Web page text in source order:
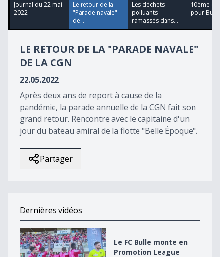
56
seconds
Journal du 22 mai
2022
Le retour de la
"Parade navale"
de...
Les déchets
polluants
ramassés dans...
10ème
pour
LE RETOUR DE LA "PARADE NAVALE"
DE LA CGN
22.05.2022
Après deux ans de report à cause de la
pandémie, la parade annuelle de la CGN fait son
grand retour. Rencontre avec le capitaine d'un
jour du bateau amiral de la flotte "Belle Époque".
Partager
Dernières vidéos
Le FC Bulle monte en Promotion League
Le FC Bulle monte en
Promotion League